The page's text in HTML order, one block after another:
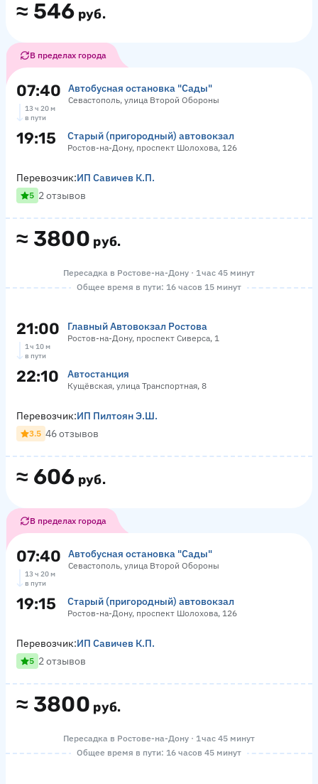
≈ 546 руб.
В пределах города
07:40 Автобусная остановка "Сады"
Севастополь, улица Второй Обороны
13 ч 20 м
в пути
19:15 Старый (пригородный) автовокзал
Ростов-на-Дону, проспект Шолохова, 126
≈ 3800 руб.
Перевозчик:ИП Савичев К.П.
5 2 отзывов
Пересадка в Ростове-на-Дону · 1 час 45 минут
Общее время в пути: 16 часов 15 минут
21:00 Главный Автовокзал Ростова
Ростов-на-Дону, проспект Сиверса, 1
1 ч 10 м
в пути
22:10 Автостанция
Кущёвская, улица Транспортная, 8
≈ 606 руб.
Перевозчик:ИП Пилтоян Э.Ш.
3.5 46 отзывов
В пределах города
07:40 Автобусная остановка "Сады"
Севастополь, улица Второй Обороны
13 ч 20 м
в пути
19:15 Старый (пригородный) автовокзал
Ростов-на-Дону, проспект Шолохова, 126
≈ 3800 руб.
Перевозчик:ИП Савичев К.П.
5 2 отзывов
Пересадка в Ростове-на-Дону · 1 час 45 минут
Общее время в пути: 16 часов 45 минут